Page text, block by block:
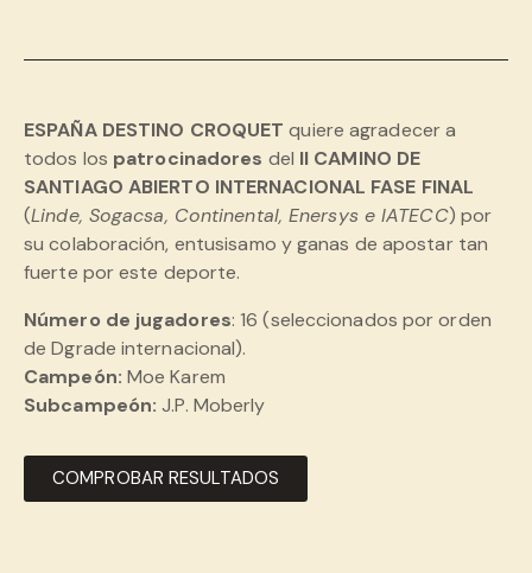
ESPAÑA DESTINO CROQUET quiere agradecer a
todos los patrocinadores del II CAMINO DE
SANTIAGO ABIERTO INTERNACIONAL FASE FINAL
(Linde, Sogacsa, Continental, Enersys e IATECC) por
su colaboración, entusisamo y ganas de apostar tan
fuerte por este deporte.
Número de jugadores: 16 (seleccionados por orden
de Dgrade internacional).
Campeón: Moe Karem
Subcampeón: J.P. Moberly
COMPROBAR RESULTADOS